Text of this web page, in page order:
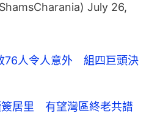
July 26,
76人令人意外 組四巨頭決
簽居里 有望灣區終老共譜